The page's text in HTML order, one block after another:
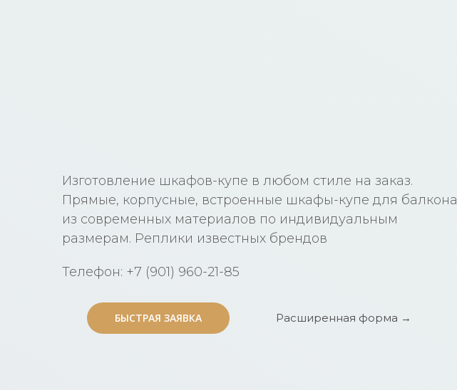
Изготовление шкафов-купе в любом стиле на заказ.
Прямые, корпусные, встроенные шкафы-купе для балкона
из современных материалов по индивидуальным
размерам. Реплики известных брендов
Телефон: +7 (901) 960-21-85
БЫСТРАЯ ЗАЯВКА
БЫСТРАЯ ЗАЯВКА Расширенная форма →